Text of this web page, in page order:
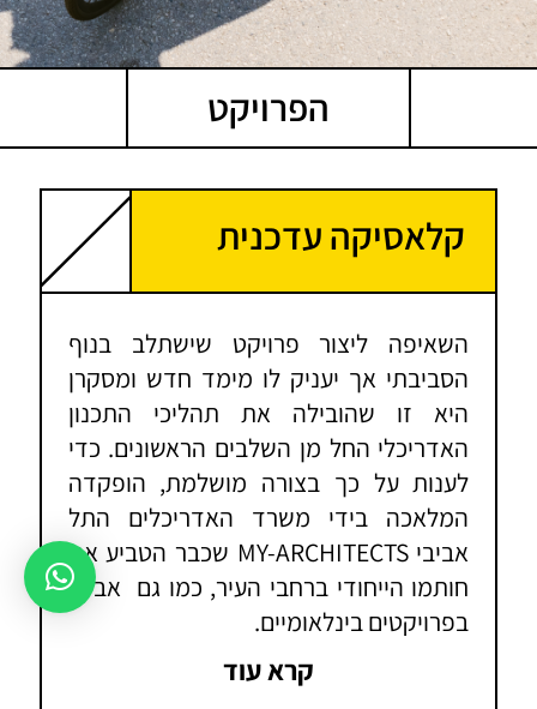
הפרויקט
קלאסיקה עדכנית
השאיפה ליצור פרויקט שישתלב בנוף
הסביבתי אך יעניק לו מימד חדש ומסקרן
היא זו שהובילה את תהליכי התכנון
האדריכלי החל מן השלבים הראשונים. כדי
לענות על כך בצורה מושלמת, הופקדה
המלאכה בידי משרד האדריכלים התל
אביבי MY-ARCHITECTS שכבר הטביע את
חותמו הייחודי ברחבי העיר, כמו גם אביבי
בפרויקטים בינלאומיים.
החזון האדריכלי של הפרויקט שואב השראה
מהלב הפועם של תל אביב הידועה בסגנון
קרא עוד